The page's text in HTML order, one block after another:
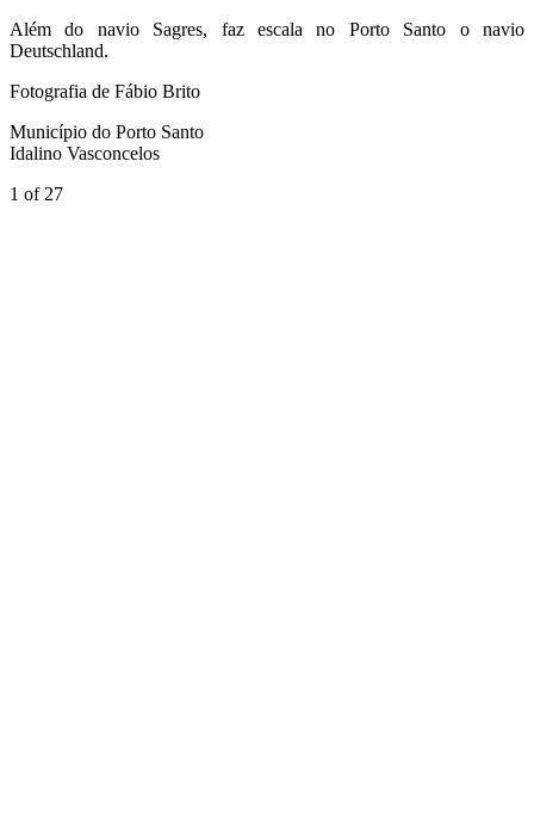
Além do navio Sagres, faz escala no Porto Santo o navio
Deutschland.
Fotografia de Fábio Brito
Município do Porto Santo
Idalino Vasconcelos
1 of 27